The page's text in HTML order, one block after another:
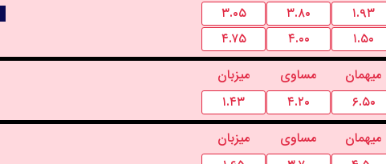
۳.۰۵ ۳.۸۰
۱.۹۳
۴.۷۵ ۴.۰۰
۱.۵۰
میزبان مساوی
میهمان
۱.۴۳ ۴.۲۰
۶.۵۰
میزبان مساوی
میهمان